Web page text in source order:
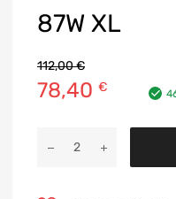
87W XL
112,00€
78,40 €